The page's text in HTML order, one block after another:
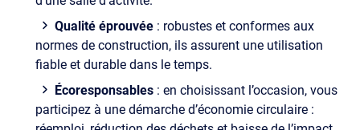
Qualité éprouvée : robustes et conformes aux
normes de construction, ils assurent une utilisation
fiable et durable dans le temps.
Écoresponsables : en choisissant l’occasion, vous
participez à une démarche d’économie circulaire :